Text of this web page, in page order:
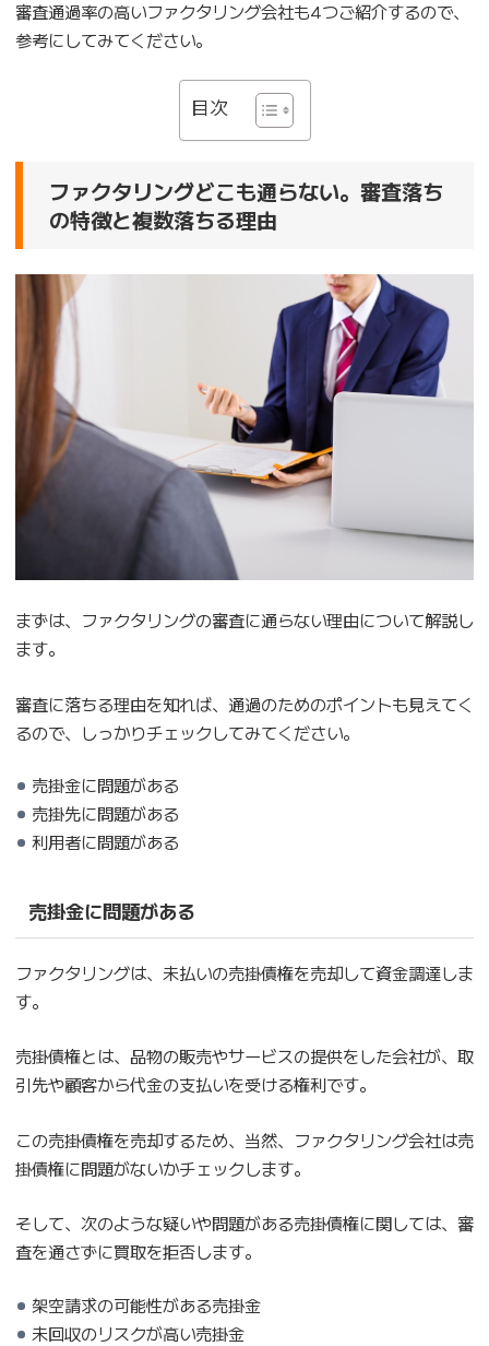
審査通過率の高いファクタリング会社も4つご紹介するので、
参考にしてみてください。
目次
ファクタリングどこも通らない。審査落ち
の特徴と複数落ちる理由
まずは、ファクタリングの審査に通らない理由について解説し
ます。
審査に落ちる理由を知れば、通過のためのポイントも見えてく
るので、しっかりチェックしてみてください。
売掛金に問題がある
売掛先に問題がある
利用者に問題がある
売掛金に問題がある
ファクタリングは、未払いの売掛債権を売却して資金調達しま
す。
売掛債権とは、品物の販売やサービスの提供をした会社が、取
引先や顧客から代金の支払いを受ける権利です。
この売掛債権を売却するため、当然、ファクタリング会社は売
掛債権に問題がないかチェックします。
そして、次のような疑いや問題がある売掛債権に関しては、審
査を通さずに買取を拒否します。
架空請求の可能性がある売掛金
未回収のリスクが高い売掛金